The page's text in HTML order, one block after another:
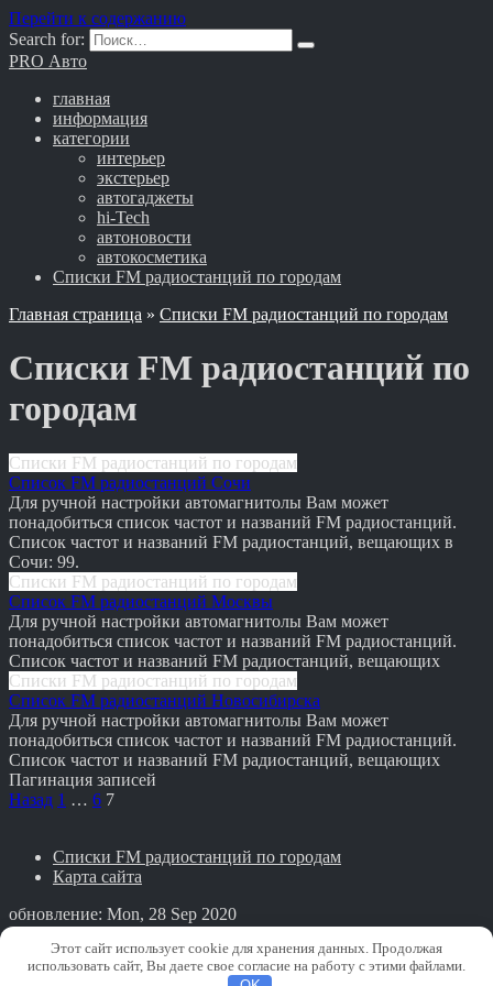
Перейти к содержанию
Search for:
PRO Авто
главная
информация
категории
интерьер
экстерьер
автогаджеты
hi-Tech
автоновости
автокосметика
Списки FM радиостанций по городам
Главная страница » Списки FM радиостанций по городам
Списки FM радиостанций по
городам
Списки FM радиостанций по городам
Список FM радиостанций Сочи
Для ручной настройки автомагнитолы Вам может
понадобиться список частот и названий FM радиостанций.
Список частот и названий FM радиостанций, вещающих в
Сочи: 99.
Списки FM радиостанций по городам
Список FM радиостанций Москвы
Для ручной настройки автомагнитолы Вам может
понадобиться список частот и названий FM радиостанций.
Список частот и названий FM радиостанций, вещающих
Списки FM радиостанций по городам
Список FM радиостанций Новосибирска
Для ручной настройки автомагнитолы Вам может
понадобиться список частот и названий FM радиостанций.
Список частот и названий FM радиостанций, вещающих
Пагинация записей
Назад 1 … 6 7
Списки FM радиостанций по городам
Карта сайта
обновление: Mon, 28 Sep 2020
PRO Авто
Copyright © PRO Авто. All rights reserved.
Этот сайт использует cookie для хранения данных. Продолжая
использовать сайт, Вы даете свое согласие на работу с этими файлами.